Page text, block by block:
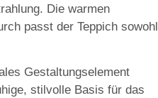
Die warmen
passt der Teppich sowohl
Gestaltungselement
stilvolle Basis für das